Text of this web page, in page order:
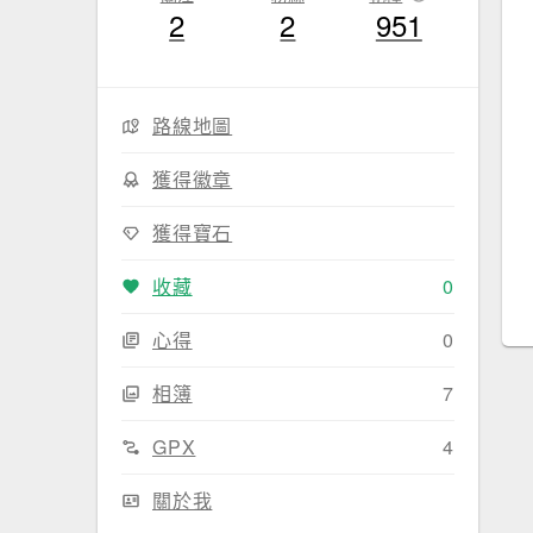
2 2 951
路線地圖
獲得徽章
獲得寶石
收藏
0
心得
0
相簿
7
GPX
4
關於我